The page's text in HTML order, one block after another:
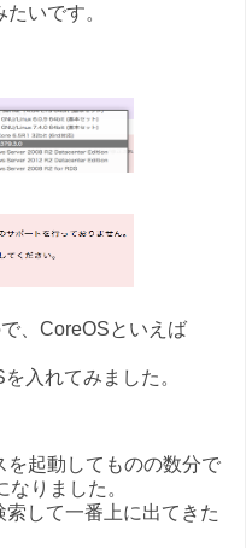
いです。
、CoreOSといえば
入れてみました。
を起動してものの数分で
りました。
して一番上に出てきた